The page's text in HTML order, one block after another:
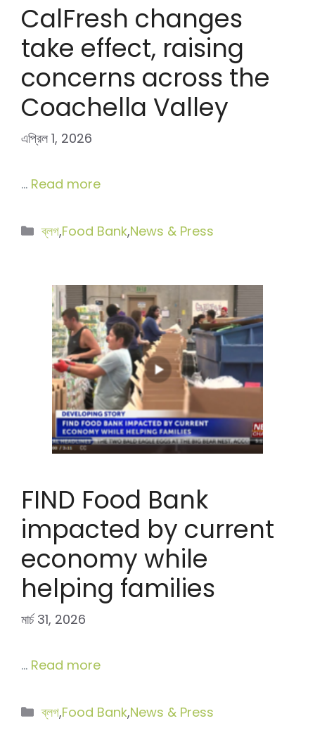
CalFresh changes
take effect, raising
concerns across the
Coachella Valley
এপ্রিল 1, 2026
… Read more
বিভাগ
ব্লগ,Food Bank,News & Press
FIND Food Bank
impacted by current
economy while
helping families
মার্চ 31, 2026
… Read more
বিভাগ
ব্লগ,Food Bank,News & Press